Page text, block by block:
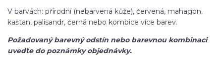
V barvách: přírodní (nebarvená kůže), červená, mahagon,
kaštan, palisandr, černá nebo kombice více barev.
Požadovaný barevný odstín nebo barevnou kombinaci
uveďte do poznámky objednávky.